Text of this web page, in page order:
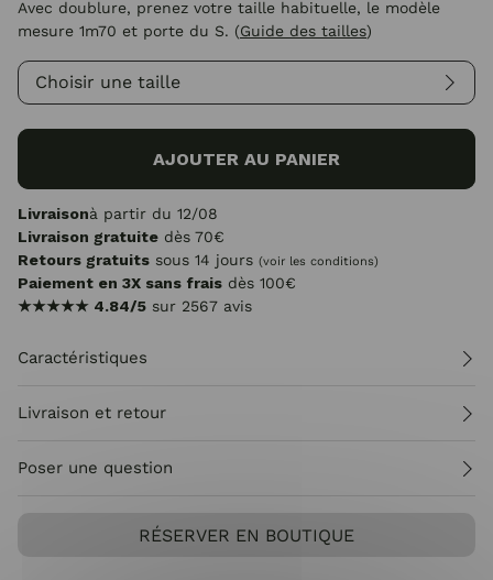
Avec doublure, prenez votre taille habituelle, le modèle
mesure 1m70 et porte du S. (Guide des tailles)
Choisir une taille
AJOUTER AU PANIER
Livraisonà partir du 12/08
Livraison gratuite dès 70€
Retours gratuits sous 14 jours (voir les conditions)
Paiement en 3X sans frais dès 100€
★★★★★ 4.84/5 sur 2567 avis
Caractéristiques
Livraison et retour
Poser une question
RÉSERVER EN BOUTIQUE